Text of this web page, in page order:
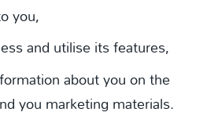
you,
and utilise its features,
about you on the
you marketing materials.